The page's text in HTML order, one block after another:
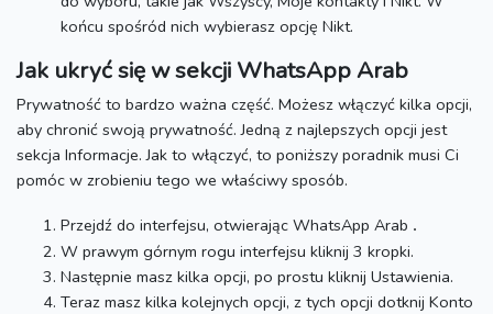
końcu spośród nich wybierasz opcję Nikt.
Jak ukryć się w sekcji WhatsApp Arab
Prywatność to bardzo ważna część. Możesz włączyć kilka opcji,
aby chronić swoją prywatność.Jedną z najlepszych opcji jest
sekcja Informacje.Jak to włączyć, to poniższy poradnik musi Ci
pomóc w zrobieniu tego we właściwy sposób.
Przejdź do interfejsu, otwierając WhatsApp Arab .
W prawym górnym rogu interfejsu kliknij 3 kropki.
Następnie masz kilka opcji, po prostu kliknij Ustawienia.
Teraz masz kilka kolejnych opcji, z tych opcji dotknij Konto